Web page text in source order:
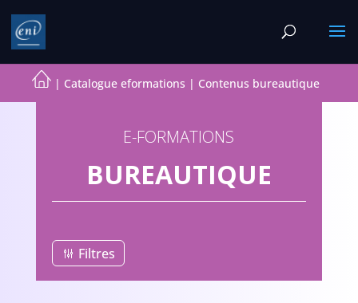
| Catalogue eformations | Contenus bureautique
E-FORMATIONS
BUREAUTIQUE
Filtres